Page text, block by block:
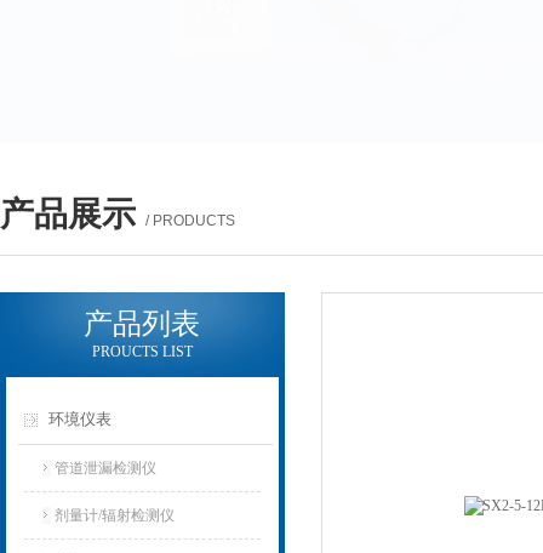
产品展示 / PRODUCTS
产品列表
PROUCTS LIST
环境仪表
管道泄漏检测仪
剂量计/辐射检测仪